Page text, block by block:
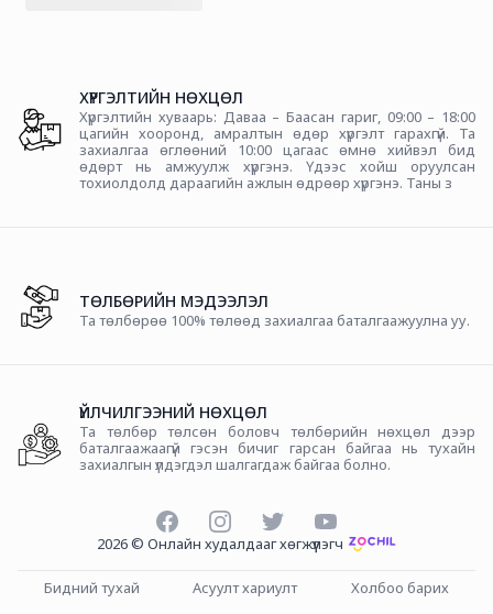
Хүргэлтийн хуваарь: Даваа – Баасан гариг, 09:00 – 18:00
цагийн хооронд, амралтын өдөр хүргэлт гарахгүй. Та
захиалгаа өглөөний 10:00 цагаас өмнө хийвэл бид
өдөрт нь амжуулж хүргэнэ. Үдээс хойш оруулсан
тохиолдолд дараагийн ажлын өдрөөр хүргэнэ. Таны з
ХҮРГЭЛТИЙН НӨХЦӨЛ
Та төлбөрөө 100% төлөөд захиалгаа баталгаажуулна уу.
ТӨЛБӨРИЙН МЭДЭЭЛЭЛ
Та төлбөр төлсөн боловч төлбөрийн нөхцөл дээр
баталгаажаагүй гэсэн бичиг гарсан байгаа нь тухайн
захиалгын үлдэгдэл шалгагдаж байгаа болно.
ҮЙЛЧИЛГЭЭНИЙ НӨХЦӨЛ
FacebookInstagramTwitterYouTube
2026© Онлайн худалдааг хөгжүүлэгч
Бидний тухай Асуулт хариулт Холбоо барих